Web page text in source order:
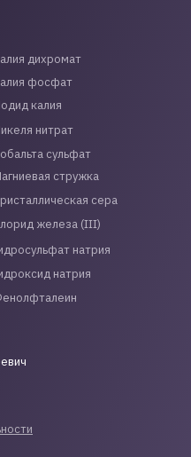
натрия
стружка
сульфат
нитрат
калия
фосфат
дихромат
натрия
железа (III)
сера